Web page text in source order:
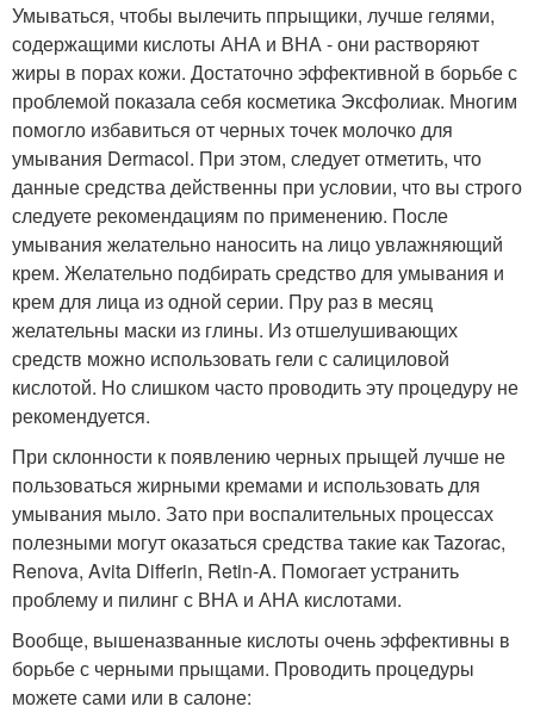
Умываться, чтобы вылечить ппрыщики, лучше гелями,
содержащими кислоты АНА и ВНА - они растворяют
жиры в порах кожи. Достаточно эффективной в борьбе с
проблемой показала себя косметика Эксфолиак. Многим
помогло избавиться от черных точек молочко для
умывания Dermacol. При этом, следует отметить, что
данные средства действенны при условии, что вы строго
следуете рекомендациям по применению. После
умывания желательно наносить на лицо увлажняющий
крем. Желательно подбирать средство для умывания и
крем для лица из одной серии. Пру раз в месяц
желательны маски из глины. Из отшелушивающих
средств можно использовать гели с салициловой
кислотой. Но слишком часто проводить эту процедуру не
рекомендуется.
При склонности к появлению черных прыщей лучше не
пользоваться жирными кремами и использовать для
умывания мыло. Зато при воспалительных процессах
полезными могут оказаться средства такие как Tazorac,
Renova, Avita Differin, Retin-A. Помогает устранить
проблему и пилинг с ВНА и АНА кислотами.
Вообще, вышеназванные кислоты очень эффективны в
борьбе с черными прыщами. Проводить процедуры
можете сами или в салоне: